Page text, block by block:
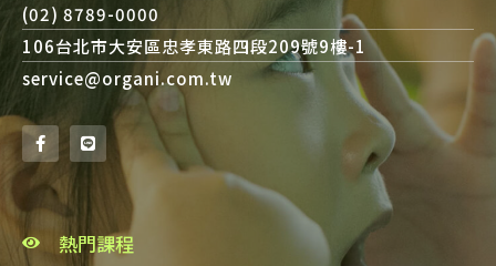
(02) 8789-0000
106台北市大安區忠孝東路四段209號9樓-1
service@organi.com.tw
熱門課程